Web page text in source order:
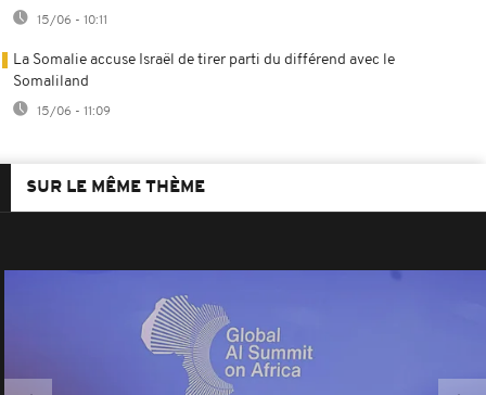
15/06 - 10:11
La Somalie accuse Israël de tirer parti du différend avec le
Somaliland
15/06 - 11:09
SUR LE MÊME THÈME